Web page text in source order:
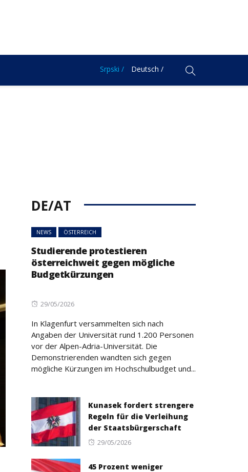
Srpski / Deutsch /
DE/AT
NEWS ÖSTERREICH
Studierende protestieren
österreichweit gegen mögliche
Budgetkürzungen
Posted
29/05/2026
In Klagenfurt versammelten sich nach
Angaben der Universität rund 1.200 Personen
vor der Alpen-Adria-Universität. Die
Demonstrierenden wandten sich gegen
mögliche Kürzungen im Hochschulbudget und...
Kunasek fordert strengere
Regeln für die Verleihung
der Staatsbürgerschaft
Posted
29/05/2026
45 Prozent weniger